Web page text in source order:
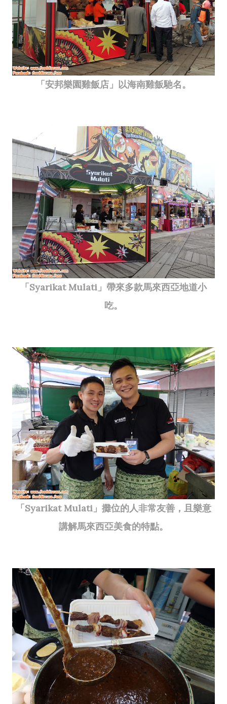
「安邦樂園雞飯店」以海南雞飯馳名。
「Syarikat Mulati」帶來多款馬來西亞地道小
吃。
「Syarikat Mulati」攤位的人非常友善，且樂意
講解馬來西亞美食的特點。